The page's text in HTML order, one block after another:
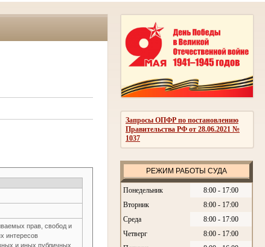
Запросы ОПФР по постановлению
Правительства РФ от 28.06.2021 №
1037
РЕЖИМ РАБОТЫ СУДА
Понедельник
8:00 - 17:00
Вторник
8:00 - 17:00
Среда
8:00 - 17:00
Четверг
8:00 - 17:00
прав, свобод и
интересов
и иных публичных